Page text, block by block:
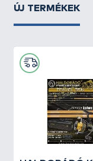
ÚJ TERMÉKEK